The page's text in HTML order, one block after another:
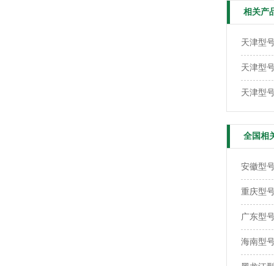
相关产
天津型
天津型
天津型
全国相
安徽型
重庆型
广东型
海南型